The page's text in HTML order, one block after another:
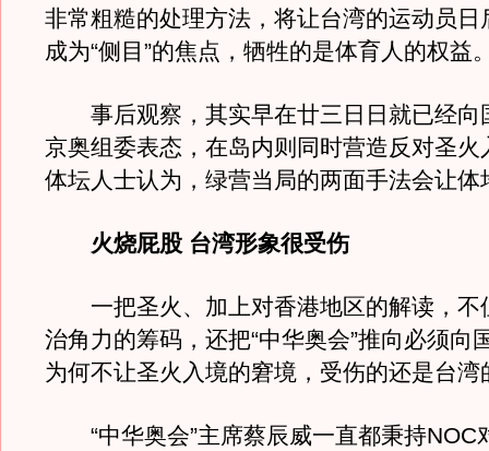
非常粗糙的处理方法，将让台湾的运动员日
成为“侧目”的焦点，牺牲的是体育人的权益
事后观察，其实早在廿三日日就已经向
京奥组委表态，在岛内则同时营造反对圣火
体坛人士认为，绿营当局的两面手法会让体
火烧屁股 台湾形象很受伤
一把圣火、加上对香港地区的解读，不
治角力的筹码，还把“中华奥会”推向必须向
为何不让圣火入境的窘境，受伤的还是台湾
“中华奥会”主席蔡辰威一直都秉持NOC